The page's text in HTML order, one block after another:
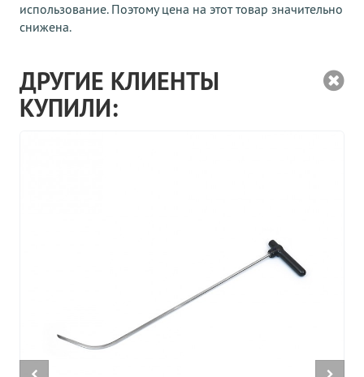
использование. Поэтому цена на этот товар значительно
снижена.
ДРУГИЕ КЛИЕНТЫ
КУПИЛИ: